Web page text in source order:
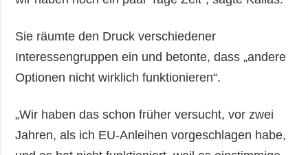
Sie räumte den Druck verschiedener
Interessengruppen ein und betonte, dass „andere
Optionen nicht wirklich funktionieren“.
„Wir haben das schon früher versucht, vor zwei
Jahren, als ich EU-Anleihen vorgeschlagen habe,